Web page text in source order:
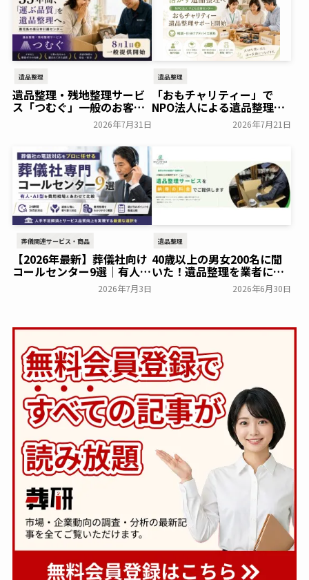
遺品整理
遺品整理・残地整理サービ
ス「つむぐ」一般のお客様
へ提供開始～南日本引越セ
2026年7月31日
遺品整理
「おもチャリティー」で
NPO法人による遺品整理サ
ポートを開始～子ども支援
2026年7月21日
葬儀関連サービス・商品
【2026年最新】葬儀社向け
コールセンター9選｜有人・
AI型を費用相場とあわせて
2026年7月3日
遺品整理
40歳以上の男女200名に聞
いた！遺品整理を業者に依
頼する際に不安なことは？
（クリーンサービス調べ）
2026年6月30日